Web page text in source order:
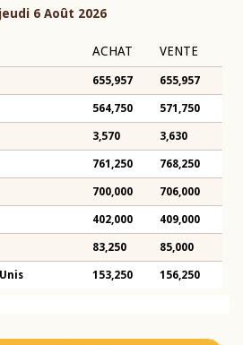
6 Août 2026
ACHAT VENTE
655,957 655,957
564,750 571,750
3,570 3,630
761,250 768,250
700,000 706,000
402,000 409,000
83,250 85,000
153,250 156,250